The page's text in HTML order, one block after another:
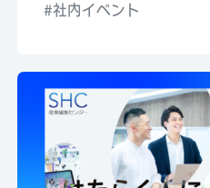
社内イベント